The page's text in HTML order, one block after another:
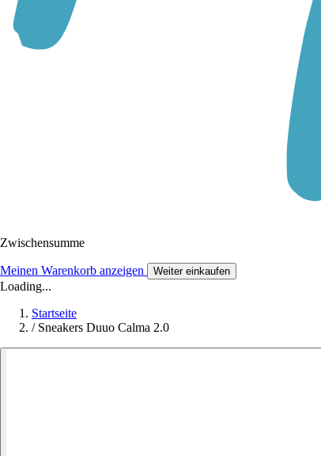
Zwischensumme
Meinen Warenkorb anzeigen Weiter einkaufen
Loading...
Startseite
/ Sneakers Duuo Calma 2.0